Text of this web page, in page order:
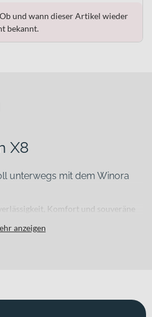
und wann dieser Artikel wieder
bekannt.
X8
unterwegs mit dem Winora
Komfort und souveräne
Das Winora Yucatan X8
anzeigen